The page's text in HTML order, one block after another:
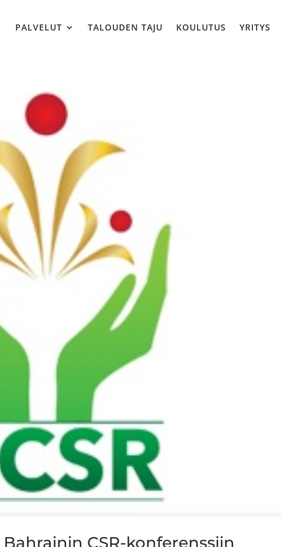
PALVELUT TALOUDEN TAJU KOULUTUS YRITYS
CSR-konferenssiin